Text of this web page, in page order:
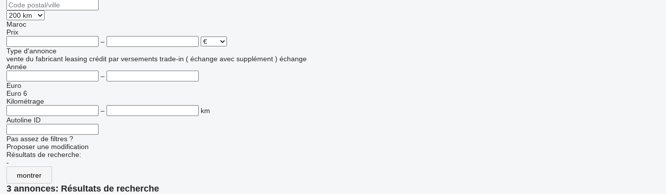
Maroc
Prix
–
Type d'annonce
vente du fabricant leasing crédit par versements trade-in ( échange avec supplément ) échange
Année
–
Euro
Euro 6
Kilométrage
–
km
Autoline ID
Pas assez de filtres ?
Proposer une modification
Résultats de recherche:
-
montrer
3 annonces: Résultats de recherche